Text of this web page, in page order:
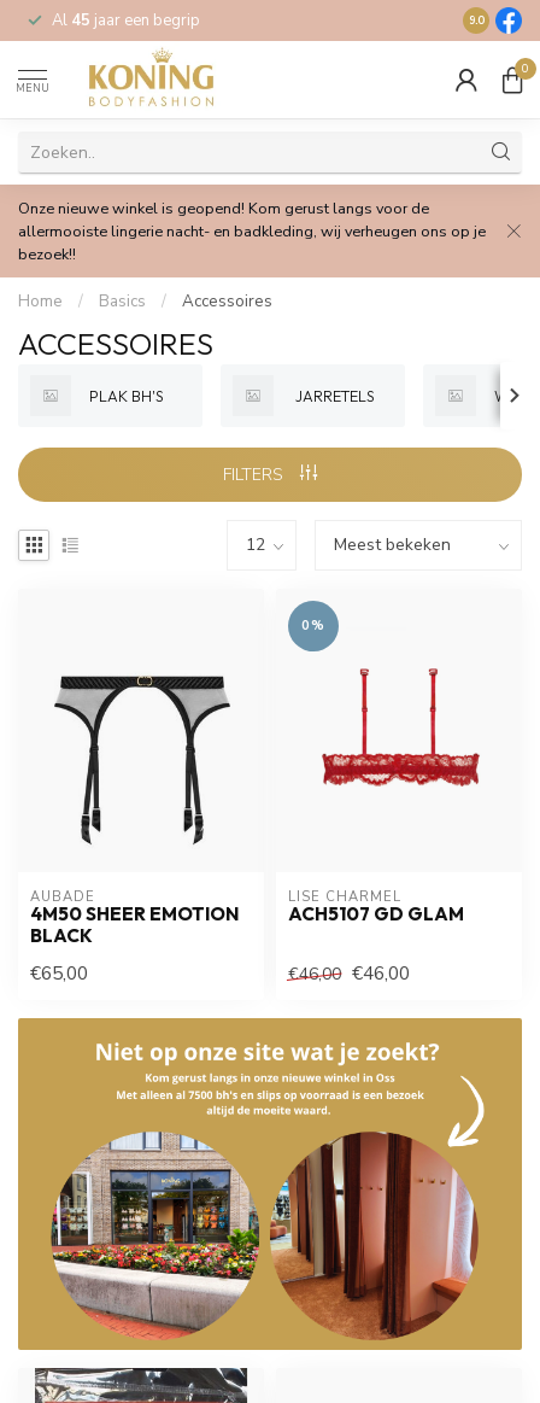
Al 45 jaar een begrip Gratis
9.0
MENU
0
Onze nieuwe winkel is geopend! Kom gerust langs voor de
allermooiste lingerie nacht- en badkleding, wij verheugen ons op je
bezoek!!
Home / Basics / Accessoires
ACCESSOIRES
PLAK BH'S JARRETELS
FILTERS
AUBADE
4M50 SHEER EMOTION
BLACK
€65,00
0%
LISE CHARMEL
ACH5107 GD GLAM
€46,00 €46,00